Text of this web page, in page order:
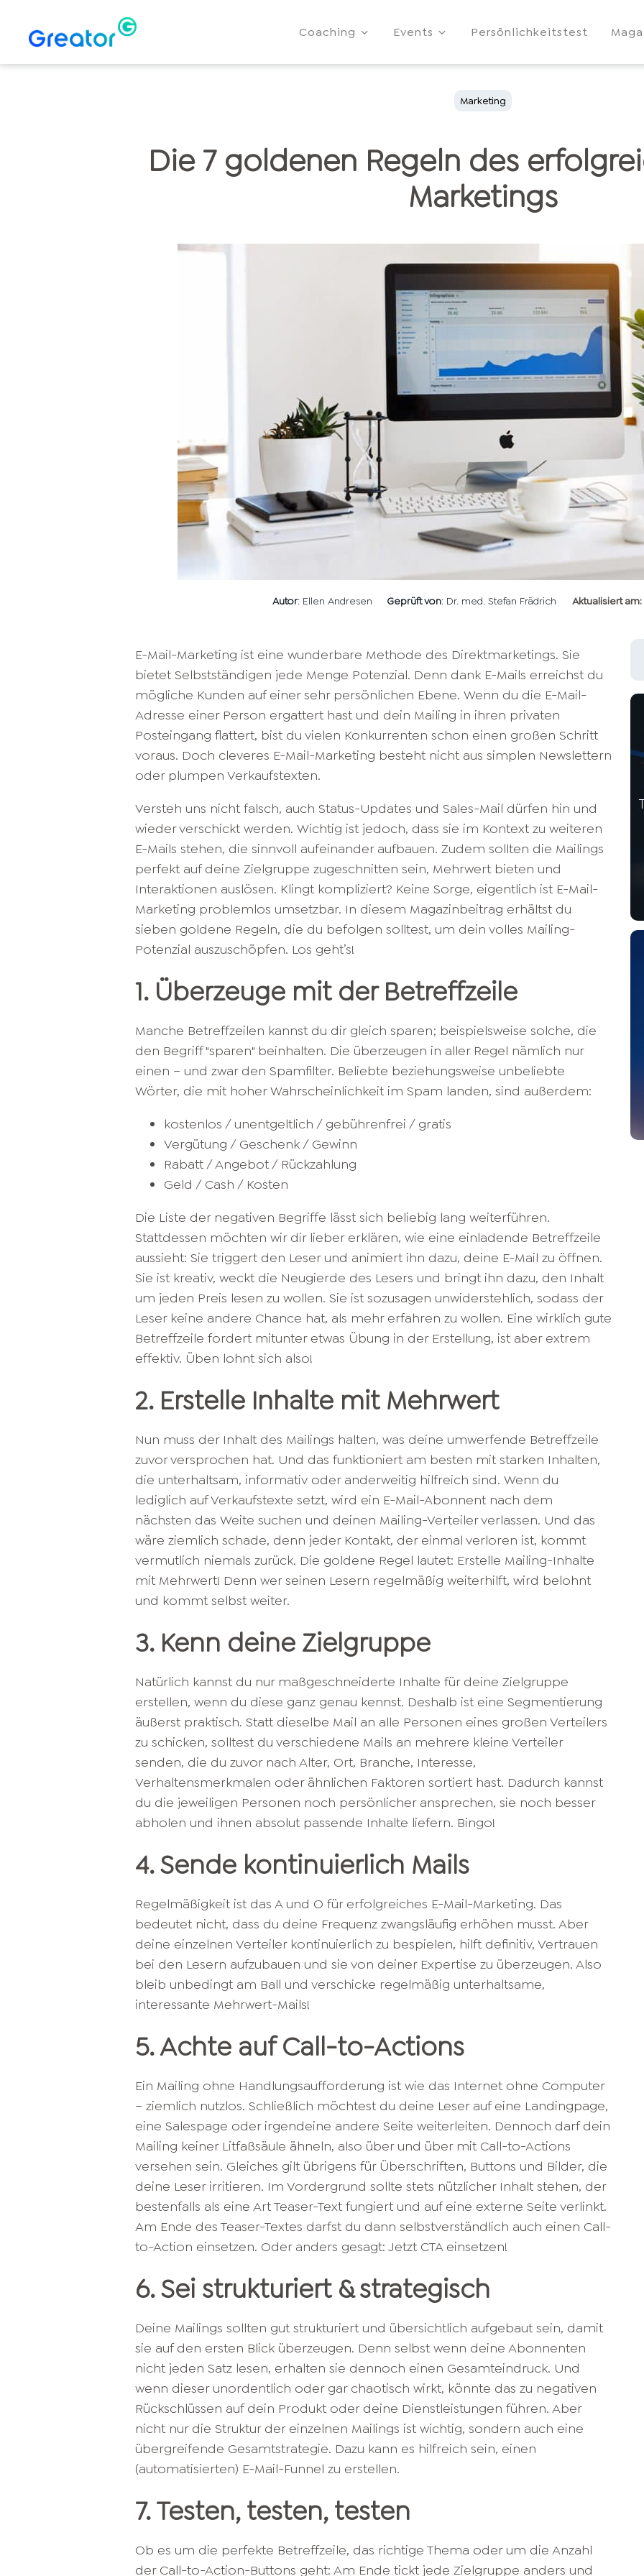
Coaching Events Persönlichkeitstest
Marketing
Die 7 goldenen Regeln des
Marketings
Autor: Ellen Andresen Geprüft von: Dr. med. Stefan Frädrich Aktualisiert am:
E-Mail-Marketing ist eine wunderbare Methode des Direktmarketings. Sie
bietet Selbstständigen jede Menge Potenzial. Denn dank E-Mails erreichst du
mögliche Kunden auf einer sehr persönlichen Ebene. Wenn du die E-Mail-
Adresse einer Person ergattert hast und dein Mailing in ihren privaten
Posteingang flattert, bist du vielen Konkurrenten schon einen großen Schritt
voraus. Doch cleveres E-Mail-Marketing besteht nicht aus simplen Newslettern
oder plumpen Verkaufstexten.
Versteh uns nicht falsch, auch Status-Updates und Sales-Mail dürfen hin und
wieder verschickt werden. Wichtig ist jedoch, dass sie im Kontext zu weiteren
E-Mails stehen, die sinnvoll aufeinander aufbauen. Zudem sollten die Mailings
perfekt auf deine Zielgruppe zugeschnitten sein, Mehrwert bieten und
Interaktionen auslösen. Klingt kompliziert? Keine Sorge, eigentlich ist E-Mail-
Marketing problemlos umsetzbar. In diesem Magazinbeitrag erhältst du
sieben goldene Regeln, die du befolgen solltest, um dein volles Mailing-
Potenzial auszuschöpfen. Los geht’s!
1. Überzeuge mit der Betreffzeile
Manche Betreffzeilen kannst du dir gleich sparen; beispielsweise solche, die
den Begriff "sparen" beinhalten. Die überzeugen in aller Regel nämlich nur
einen – und zwar den Spamfilter. Beliebte beziehungsweise unbeliebte
Wörter, die mit hoher Wahrscheinlichkeit im Spam landen, sind außerdem:
kostenlos / unentgeltlich / gebührenfrei / gratis
Vergütung / Geschenk / Gewinn
Rabatt / Angebot / Rückzahlung
Geld / Cash / Kosten
Die Liste der negativen Begriffe lässt sich beliebig lang weiterführen.
Stattdessen möchten wir dir lieber erklären, wie eine einladende Betreffzeile
aussieht: Sie triggert den Leser und animiert ihn dazu, deine E-Mail zu öffnen.
Sie ist kreativ, weckt die Neugierde des Lesers und bringt ihn dazu, den Inhalt
um jeden Preis lesen zu wollen. Sie ist sozusagen unwiderstehlich, sodass der
Leser keine andere Chance hat, als mehr erfahren zu wollen. Eine wirklich gute
Betreffzeile fordert mitunter etwas Übung in der Erstellung, ist aber extrem
effektiv. Üben lohnt sich also!
2. Erstelle Inhalte mit Mehrwert
Nun muss der Inhalt des Mailings halten, was deine umwerfende Betreffzeile
zuvor versprochen hat. Und das funktioniert am besten mit starken Inhalten,
die unterhaltsam, informativ oder anderweitig hilfreich sind. Wenn du
lediglich auf Verkaufstexte setzt, wird ein E-Mail-Abonnent nach dem
nächsten das Weite suchen und deinen Mailing-Verteiler verlassen. Und das
wäre ziemlich schade, denn jeder Kontakt, der einmal verloren ist, kommt
vermutlich niemals zurück. Die goldene Regel lautet: Erstelle Mailing-Inhalte
mit Mehrwert! Denn wer seinen Lesern regelmäßig weiterhilft, wird belohnt
und kommt selbst weiter.
3. Kenn deine Zielgruppe
Natürlich kannst du nur maßgeschneiderte Inhalte für deine Zielgruppe
erstellen, wenn du diese ganz genau kennst. Deshalb ist eine Segmentierung
äußerst praktisch. Statt dieselbe Mail an alle Personen eines großen Verteilers
zu schicken, solltest du verschiedene Mails an mehrere kleine Verteiler
senden, die du zuvor nach Alter, Ort, Branche, Interesse,
Verhaltensmerkmalen oder ähnlichen Faktoren sortiert hast. Dadurch kannst
du die jeweiligen Personen noch persönlicher ansprechen, sie noch besser
abholen und ihnen absolut passende Inhalte liefern. Bingo!
4. Sende kontinuierlich Mails
Regelmäßigkeit ist das A und O für erfolgreiches E-Mail-Marketing. Das
bedeutet nicht, dass du deine Frequenz zwangsläufig erhöhen musst. Aber
deine einzelnen Verteiler kontinuierlich zu bespielen, hilft definitiv, Vertrauen
bei den Lesern aufzubauen und sie von deiner Expertise zu überzeugen. Also
bleib unbedingt am Ball und verschicke regelmäßig unterhaltsame,
interessante Mehrwert-Mails!
5. Achte auf Call-to-Actions
Ein Mailing ohne Handlungsaufforderung ist wie das Internet ohne Computer
– ziemlich nutzlos. Schließlich möchtest du deine Leser auf eine Landingpage,
eine Salespage oder irgendeine andere Seite weiterleiten. Dennoch darf dein
Mailing keiner Litfaßsäule ähneln, also über und über mit Call-to-Actions
versehen sein. Gleiches gilt übrigens für Überschriften, Buttons und Bilder, die
deine Leser irritieren. Im Vordergrund sollte stets nützlicher Inhalt stehen, der
bestenfalls als eine Art Teaser-Text fungiert und auf eine externe Seite verlinkt.
Am Ende des Teaser-Textes darfst du dann selbstverständlich auch einen Call-
to-Action einsetzen. Oder anders gesagt: Jetzt CTA einsetzen!
6. Sei strukturiert & strategisch
Deine Mailings sollten gut strukturiert und übersichtlich aufgebaut sein, damit
sie auf den ersten Blick überzeugen. Denn selbst wenn deine Abonnenten
nicht jeden Satz lesen, erhalten sie dennoch einen Gesamteindruck. Und
wenn dieser unordentlich oder gar chaotisch wirkt, könnte das zu negativen
Rückschlüssen auf dein Produkt oder deine Dienstleistungen führen. Aber
nicht nur die Struktur der einzelnen Mailings ist wichtig, sondern auch eine
übergreifende Gesamtstrategie. Dazu kann es hilfreich sein, einen
(automatisierten) E-Mail-Funnel zu erstellen.
7. Testen, testen, testen
Ob es um die perfekte Betreffzeile, das richtige Thema oder um die Anzahl
der Call-to-Action-Buttons geht: Am Ende tickt jede Zielgruppe anders und